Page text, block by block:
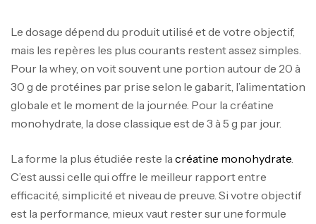
Le dosage dépend du produit utilisé et de votre objectif,
mais les repères les plus courants restent assez simples.
Pour la whey, on voit souvent une portion autour de 20 à
30 g de protéines par prise selon le gabarit, l’alimentation
globale et le moment de la journée. Pour la créatine
monohydrate, la dose classique est de 3 à 5 g par jour.
La forme la plus étudiée reste lacréatine monohydrate.
C’est aussi celle qui offre le meilleur rapport entre
efficacité, simplicité et niveau de preuve. Si votre objectif
est la performance, mieux vaut rester sur une formule